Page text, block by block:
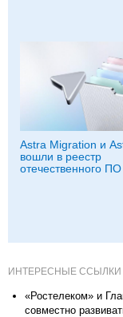
Astra Migration и
вошли в реестр
отечественного ПО
ИНТЕРЕСНЫЕ ССЫЛКИ
«Ростелеком» и
совместно